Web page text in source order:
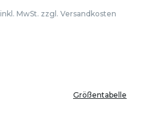
inkl. MwSt. zzgl. Versandkosten
Größentabelle